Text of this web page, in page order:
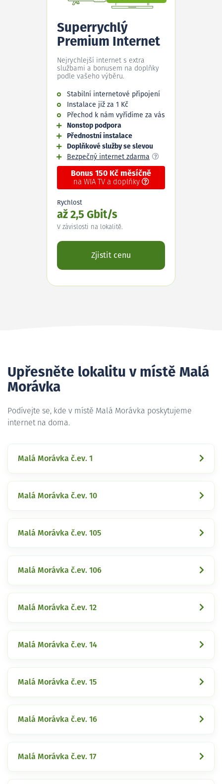
Superrychlý
Premium Internet
Nejrychlejší internet s extra
službami a bonusem na doplňky
podle vašeho výběru.
Stabilní internetové připojení
Instalace již za 1 Kč
Přechod k nám vyřídíme za vás
Nonstop podpora
Přednostní instalace
Doplňkové služby se slevou
Bezpečný internet zdarma
Bonus 150 Kč měsíčně
na WIA TV a doplňky
Rychlost
až 2,5 Gbit/s
V závislosti na lokalitě.
Zjistit cenu
Upřesněte lokalitu v místě Malá
Morávka
Podívejte se, kde v místě Malá Morávka poskytujeme
internet na doma.
Malá Morávka č.ev. 1
Malá Morávka č.ev. 10
Malá Morávka č.ev. 105
Malá Morávka č.ev. 106
Malá Morávka č.ev. 12
Malá Morávka č.ev. 14
Malá Morávka č.ev. 15
Malá Morávka č.ev. 16
Malá Morávka č.ev. 17